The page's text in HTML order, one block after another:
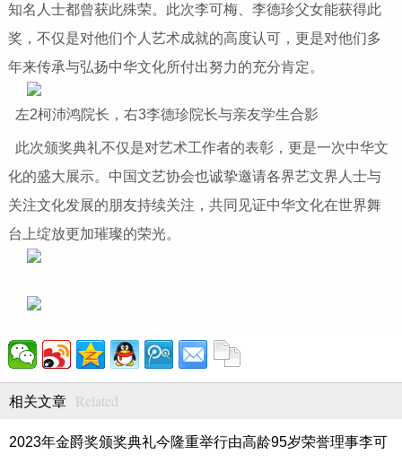
知名人士都曾获此殊荣。此次李可梅、李德珍父女能获得此
奖，不仅是对他们个人艺术成就的高度认可，更是对他们多
年来传承与弘扬中华文化所付出努力的充分肯定。
左2柯沛鸿院长，右3李德珍院长与亲友学生合影
此次颁奖典礼不仅是对艺术工作者的表彰，更是一次中华文
化的盛大展示。中国文艺协会也诚挚邀请各界艺文界人士与
关注文化发展的朋友持续关注，共同见证中华文化在世界舞
台上绽放更加璀璨的荣光。
相关文章 Related
2023年金爵奖颁奖典礼今隆重举行由高龄95岁荣誉理事李可